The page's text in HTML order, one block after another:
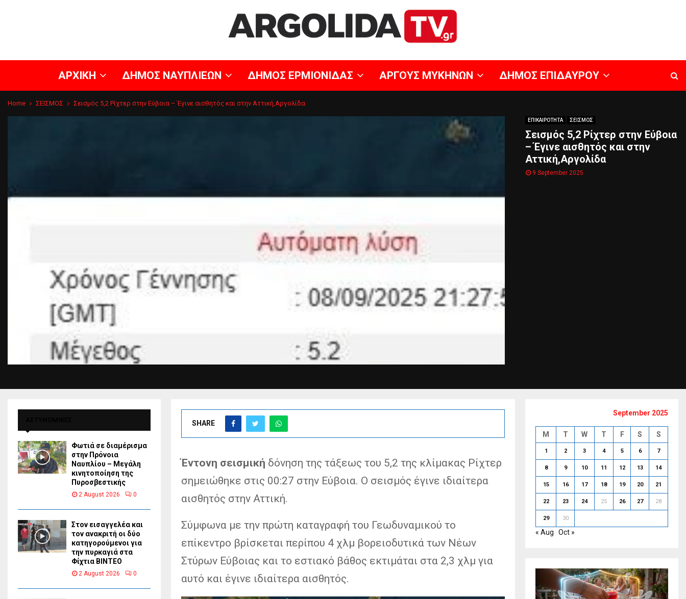
ΑΡΧΙΚΗ ΔΗΜΟΣ ΝΑΥΠΛΙΕΩΝ ΔΗΜΟΣ ΕΡΜΙΟΝΙΔΑΣ ΑΡΓΟΥΣ ΜΥΚΗΝΩΝ ΔΗΜΟΣ ΕΠΙΔΑΥΡΟΥ
Home ΣΕΙΣΜΟΣ Σεισμός 5,2 Ρίχτερ στην Εύβοια – Έγινε αισθητός και στην Αττική,Αργολίδα
ΕΠΙΚΑΙΡΟΤΗΤΑ ΣΕΙΣΜΟΣ
Σεισμός 5,2 Ρίχτερ στην Εύβοια
– Έγινε αισθητός και στην
Αττική,Αργολίδα
9 September 2025
SHARE
Έντονη σεισμική δόνηση της τάξεως του 5,2 της κλίμακας Ρίχτερ
σημειώθηκε στις 00:27 στην Εύβοια. Ο σεισμός έγινε ιδιαίτερα
αισθητός στην Αττική.
Σύμφωνα με την πρώτη καταγραφή του Γεωδυναμικού το
επίκεντρο βρίσκεται περίπου 4 χλμ βορειοδυτικά των Νέων
Στύρων Εύβοιας και το εστιακό βάθος εκτιμάται στα 2,3 χλμ για
αυτό και έγινε ιδιαίτερα αισθητός.
Φωτιά σε διαμέρισμα
στην Πρόνοια
Ναυπλίου – Μεγάλη
κινητοποίηση της
Πυροσβεστικής
2 August 2026 0
Στον εισαγγελέα και
τον ανακριτή οι δύο
κατηγορούμενοι για
την πυρκαγιά στα
Φίχτια ΒΙΝΤΕΟ
2 August 2026 0
September 2025
M T W T F S S
1 2 3 4 5 6 7
8 9 10 11 12 13 14
15 16 17 18 19 20 21
22 23 24 25 26 27 28
29 30
« Aug Oct »